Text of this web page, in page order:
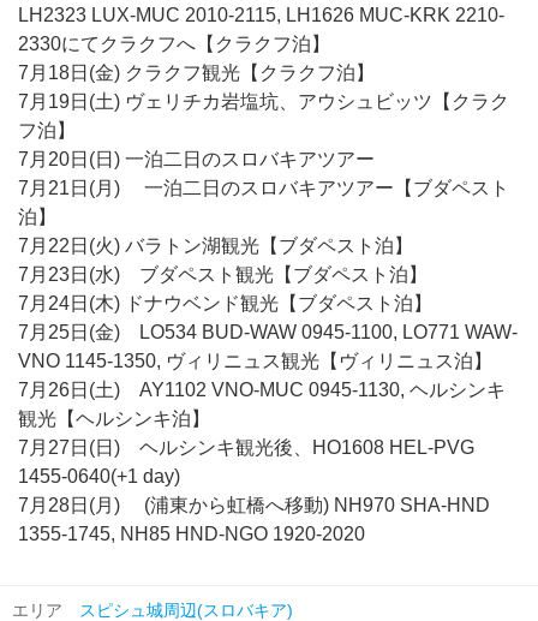
LH2323 LUX-MUC 2010-2115, LH1626 MUC-KRK 2210-
2330にてクラクフへ【クラクフ泊】
7月18日(金) クラクフ観光【クラクフ泊】
7月19日(土) ヴェリチカ岩塩坑、アウシュビッツ【クラク
フ泊】
7月20日(日) 一泊二日のスロバキアツアー
7月21日(月) 一泊二日のスロバキアツアー【ブダペスト
泊】
7月22日(火) バラトン湖観光【ブダペスト泊】
7月23日(水) ブダペスト観光【ブダペスト泊】
7月24日(木) ドナウベンド観光【ブダペスト泊】
7月25日(金) LO534 BUD-WAW 0945-1100, LO771 WAW-
VNO 1145-1350, ヴィリニュス観光【ヴィリニュス泊】
7月26日(土) AY1102 VNO-MUC 0945-1130, ヘルシンキ
観光【ヘルシンキ泊】
7月27日(日) ヘルシンキ観光後、HO1608 HEL-PVG
1455-0640(+1 day)
7月28日(月) (浦東から虹橋へ移動) NH970 SHA-HND
1355-1745, NH85 HND-NGO 1920-2020
エリア スピシュ城周辺(スロバキア)